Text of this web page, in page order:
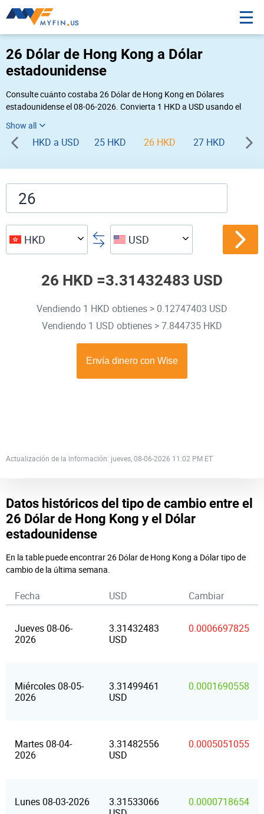
26 Dólar de Hong Kong a Dólar
estadounidense
Consulte cuánto costaba 26 Dólar de Hong Kong en Dólares
estadounidense el 08-06-2026. Convierta 1 HKD a USD usando el
inversa, vaya a «
HKD a USD 25 HKD 26 HKD 27 HKD 28
HKD USD
26 HKD =3.31432483 USD
Vendiendo 1 HKD obtienes > 0.12747403 USD
Vendiendo 1 USD obtienes > 7.844735 HKD
Actualización de la información: jueves, 08-06-2026 11:02 PM ET
Datos históricos del tipo de cambio entre el
26 Dólar de Hong Kong y el Dólar
estadounidense
En la table puede encontrar 26 Dólar de Hong Kong a Dólar tipo de
cambio de la última semana.
Fecha USD Cambiar
Jueves 08-06-
2026
3.31432483
USD
0.0006697825
Miércoles 08-05-
2026
3.31499461
USD
0.0001690558
Martes 08-04-
2026
3.31482556
USD
0.0005051055
Lunes 08-03-2026
3.31533066
0.0000718654